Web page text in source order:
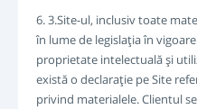
6. 3.Site-ul, inclusiv toate
în lume de legislaţia în
proprietate intelectuală şi
există o declaraţie pe Site
privind materialele. Clientul